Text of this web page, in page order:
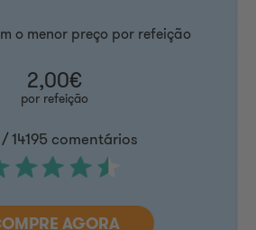
o menor preço por refeição
2,00€
por refeição
/ 14195 comentários
AGORA